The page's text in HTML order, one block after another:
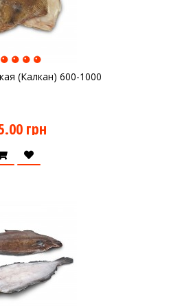
(Калкан) 600-1000
грн